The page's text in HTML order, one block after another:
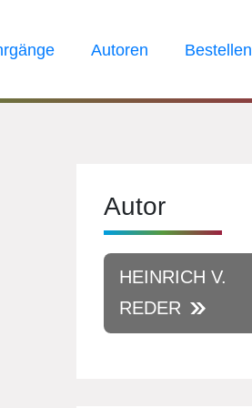
Autoren Bestellen
Autor
HEINRICH V.
REDER